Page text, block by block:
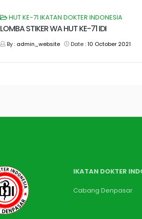
HUT KE-71 IKATAN DOKTER INDONESIA
LOMBA STIKER WA HUT KE-71 IDI
By : admin_website Date :10 October 2021
IKATAN DOKTER
Cabang Denpasar